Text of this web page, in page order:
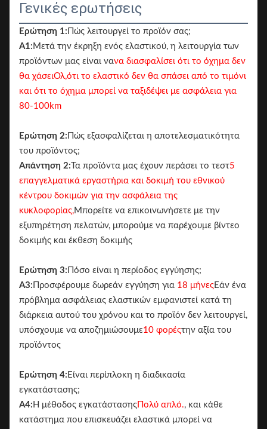
Γενικές ερωτήσεις
Ερώτηση 1: Πώς λειτουργεί το προϊόν σας;
Α1: Μετά την έκρηξη ενός ελαστικού, η λειτουργία των
προϊόντων μας είναι νανα διασφαλίσει ότι το όχημα δεν
θα χάσειΟλ,ότι το ελαστικό δεν θα σπάσει από το τιμόνι
και ότι το όχημα μπορεί να ταξιδέψει με ασφάλεια για
80-100km
Ερώτηση 2: Πώς εξασφαλίζεται η αποτελεσματικότητα
του προϊόντος;
Απάντηση 2: Τα προϊόντα μας έχουν περάσει το τεστ5
επαγγελματικά εργαστήρια και δοκιμή του εθνικού
κέντρου δοκιμών για την ασφάλεια της
κυκλοφορίας,Μπορείτε να επικοινωνήσετε με την
εξυπηρέτηση πελατών, μπορούμε να παρέχουμε βίντεο
δοκιμής και έκθεση δοκιμής
Ερώτηση 3: Πόσο είναι η περίοδος εγγύησης;
Α3: Προσφέρουμε δωρεάν εγγύηση για 18 μήνεςΕάν ένα
πρόβλημα ασφάλειας ελαστικών εμφανιστεί κατά τη
διάρκεια αυτού του χρόνου και το προϊόν δεν λειτουργεί,
υπόσχουμε να αποζημιώσουμε10 φορέςτην αξία του
προϊόντος
Ερώτηση 4: Είναι περίπλοκη η διαδικασία
εγκατάστασης;
Α4: Η μέθοδος εγκατάστασης Πολύ απλό., και κάθε
κατάστημα που επισκευάζει ελαστικά μπορεί να